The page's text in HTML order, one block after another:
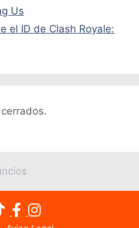
Us
el ID de Clash Royale: